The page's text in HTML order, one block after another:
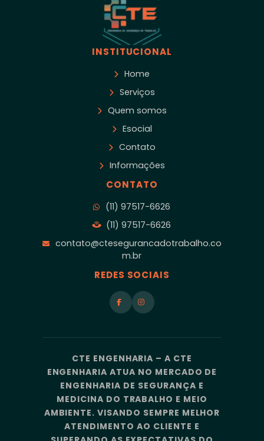
INSTITUCIONAL
Home
Serviços
Quem somos
Esocial
Contato
Informações
CONTATO
(11) 97517-6626
(11) 97517-6626
contato@ctesegurancadotrabalho.co
m.br
REDES SOCIAIS
CTE ENGENHARIA – A CTE
ENGENHARIA ATUA NO MERCADO DE
ENGENHARIA DE SEGURANÇA E
MEDICINA DO TRABALHO E MEIO
AMBIENTE. VISANDO SEMPRE MELHOR
ATENDIMENTO AO CLIENTE E